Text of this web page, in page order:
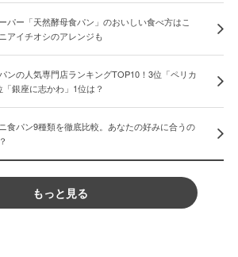
パー「天然酵母食パン」のおいしい食べ方はこ
アイチオシのアレンジも
ンの人気専門店ランキングTOP10！3位「ペリカ
「銀座に志かわ」1位は？
食パン9種類を徹底比較。あなたの好みに合うの
もっと見る